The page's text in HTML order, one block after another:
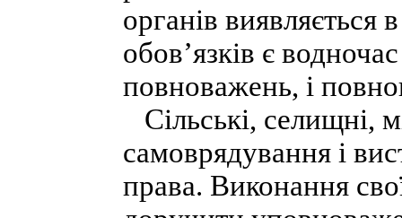
органів
обов’язків є
повноважень, і
Сільські, селищні,
самоврядування і
права. Виконання